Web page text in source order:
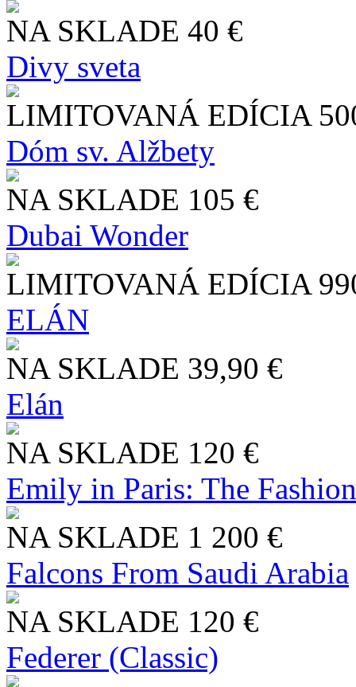
NA SKLADE 40 €
Divy sveta
LIMITOVANÁ EDÍCIA
Dóm sv. Alžbety
NA SKLADE 105 €
Dubai Wonder
LIMITOVANÁ EDÍCIA
ELÁN
NA SKLADE 39,90 €
Elán
NA SKLADE 120 €
Emily in Paris: The
NA SKLADE 1 200 €
Falcons From Saudi Arabia
NA SKLADE 120 €
Federer (Classic)